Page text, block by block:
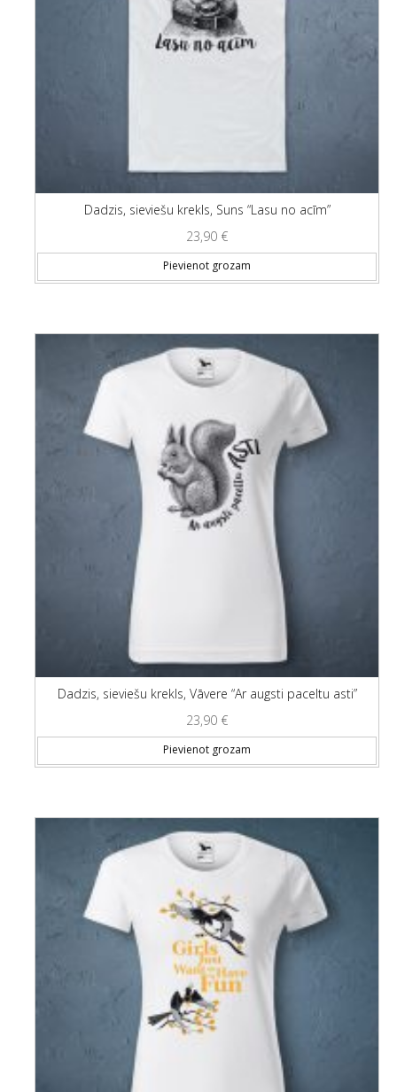
Dadzis, sieviešu krekls, Suns “Lasu no acīm”
23,90 €
Pievienot grozam
Dadzis, sieviešu krekls, Vāvere “Ar augsti paceltu asti”
23,90 €
Pievienot grozam